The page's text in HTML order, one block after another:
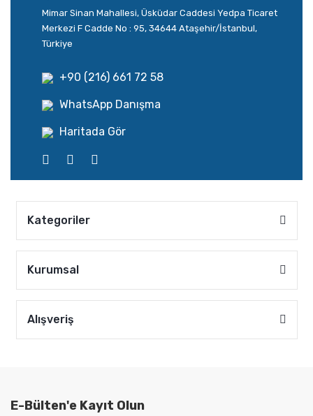
Mimar Sinan Mahallesi, Üsküdar Caddesi Yedpa Ticaret
Merkezi F Cadde No : 95, 34644 Ataşehir/İstanbul,
Türkiye
+90 (216) 661 72 58
WhatsApp Danışma
Haritada Gör
Kategoriler
Kurumsal
Alışveriş
E-Bülten'e Kayıt Olun